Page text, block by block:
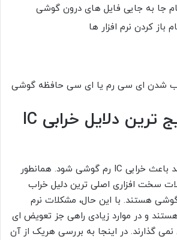
جا به جایی فایل های درون گوشی
باز کردن نرم افزار ها
آشنایی با رایج ترین دلایل خرابی IC
دلایل مختلفی می تواند باعث خرابی IC رم گوشی شود. همانطور
سخت افزاری اصلی ترین دلیل خراب
هستند. با این حال، مشکلات نرم
هستند و در موارد زیادی راهی جز تعویض ای
گذارند. در اینجا به بررسی هریک از آن